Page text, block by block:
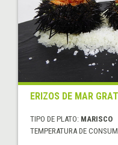
ERIZOS DE MAR
TIPO DE PLATO: MARISCO
TEMPERATURA DE